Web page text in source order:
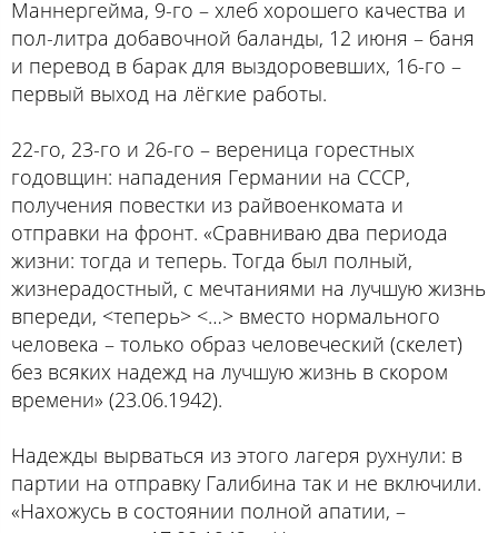
Маннергейма, 9-го – хлеб хорошего качества и
пол-литра добавочной баланды, 12 июня – баня
и перевод в барак для выздоровевших, 16-го –
первый выход на лёгкие работы.
22-го, 23-го и 26-го – вереница горестных
годовщин: нападения Германии на СССР,
получения повестки из райвоенкомата и
отправки на фронт. «Сравниваю два периода
жизни: тогда и теперь. Тогда был полный,
жизнерадостный, с мечтаниями на лучшую жизнь
впереди, <теперь> <…> вместо нормального
человека – только образ человеческий (скелет)
без всяких надежд на лучшую жизнь в скором
времени» (23.06.1942).
Надежды вырваться из этого лагеря рухнули: в
партии на отправку Галибина так и не включили.
«Нахожусь в состоянии полной апатии, –